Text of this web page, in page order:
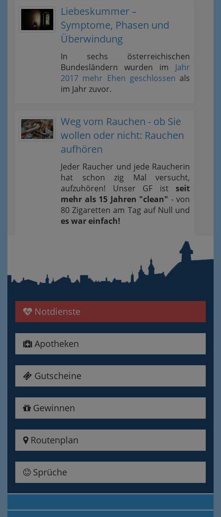
Liebeskummer –
Symptome, Phasen und
Überwindung
In sechs österreichischen
Bundesländern wurden im Jahr
2017 mehr Ehen geschlossen als
im Jahr zuvor.
Weg vom Rauchen - ob Sie
wollen oder nicht: Rauchen
aufhören
Jeder Raucher und jede Raucherin
hat schon zig Mal versucht,
aufzuhören! Unser GF ist seit
mehr als 15 Jahren "clean" - von
80 Zigaretten am Tag auf Null und
es war einfach!
Notdienste
Apotheken
Gutscheine
Gewinnen
Routenplan
Sprüche